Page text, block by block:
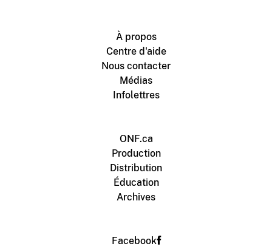
À propos
Centre d'aide
Nous contacter
Médias
Infolettres
ONF.ca
Production
Distribution
Éducation
Archives
Facebook